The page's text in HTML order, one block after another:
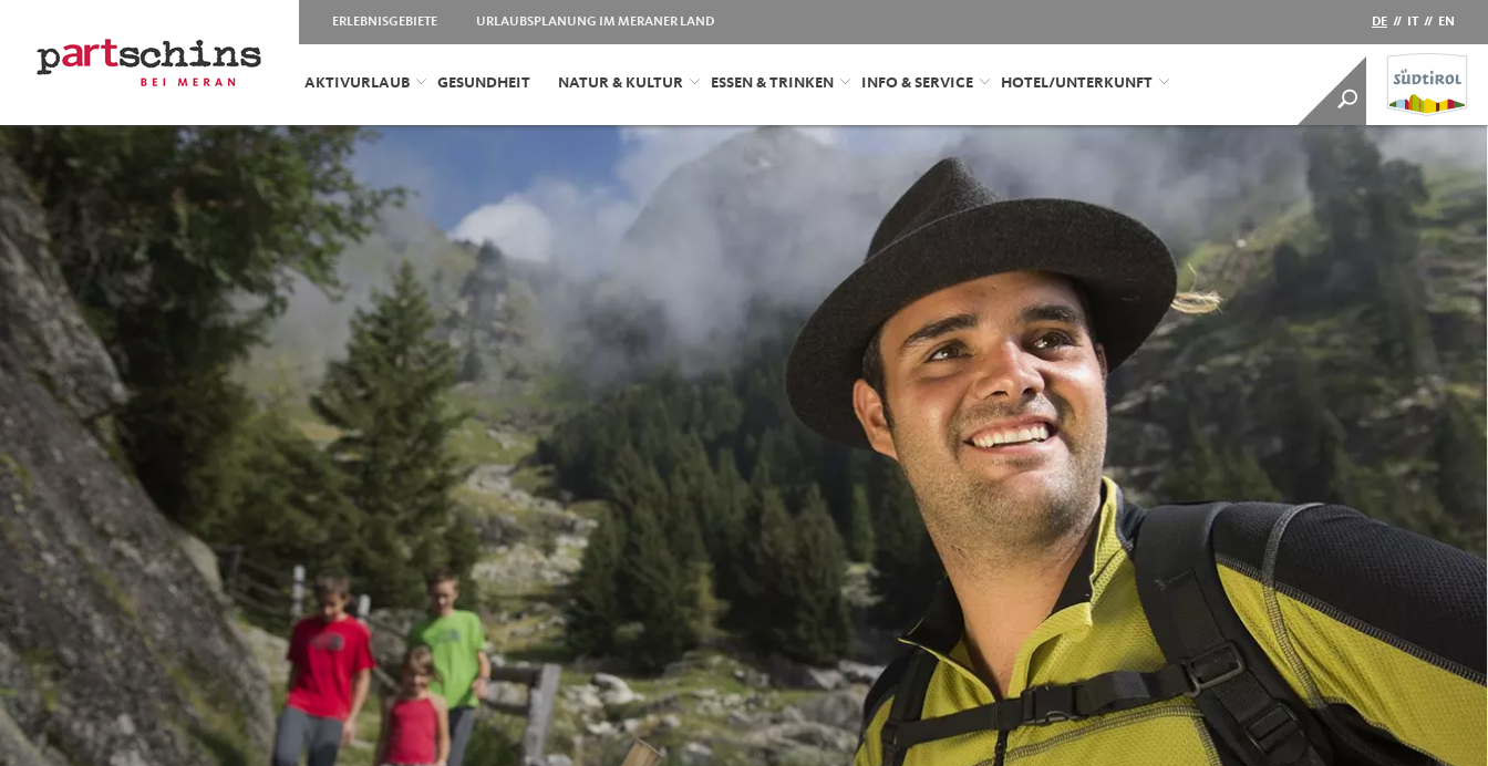
ERLEBNISGEBIETE URLAUBSPLANUNG IM MERANER LAND DE // IT // EN
AKTIVURLAUB GESUNDHEIT NATUR & KULTUR ESSEN & TRINKEN INFO & SERVICE HOTEL/UNTERKUNFT